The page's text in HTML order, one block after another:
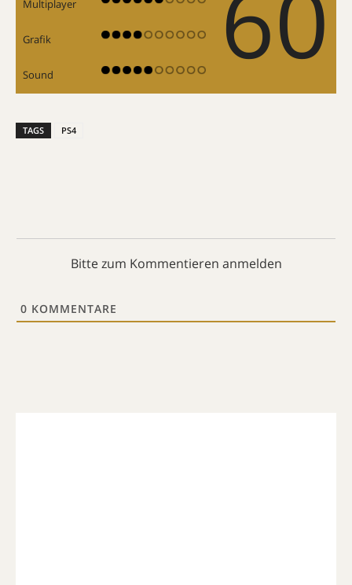
Multiplayer
Grafik
Sound
TAGS PS4
Bitte zum Kommentieren anmelden
0 KOMMENTARE